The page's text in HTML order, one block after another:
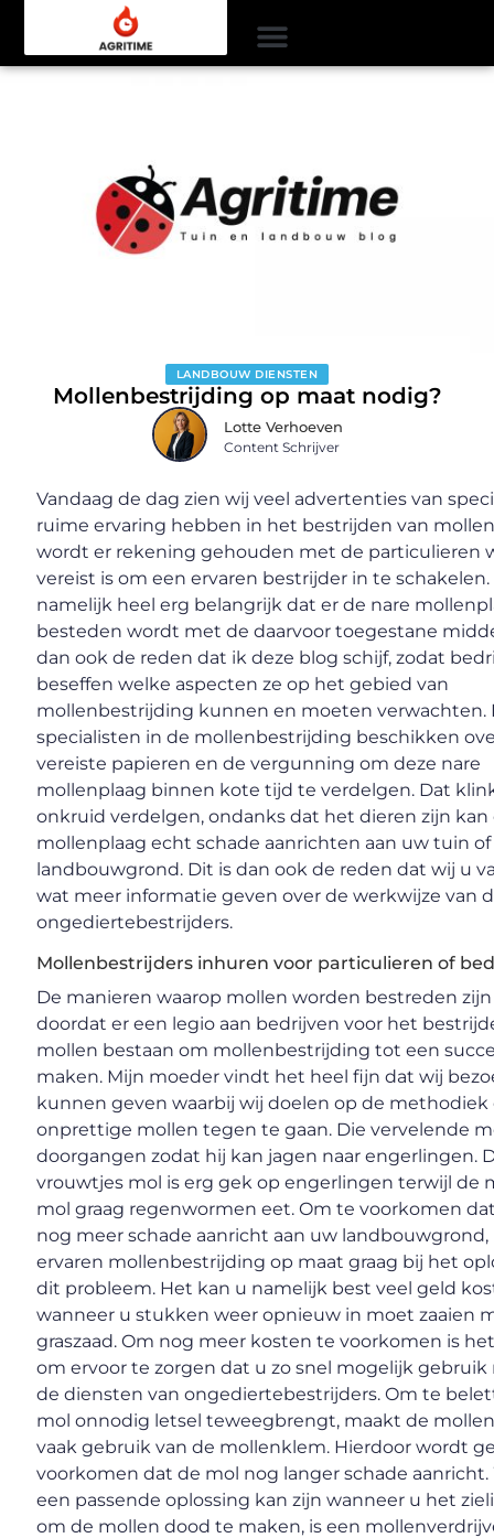
LANDBOUW DIENSTEN
Mollenbestrijding op maat nodig?
Lotte Verhoeven
Content Schrijver
Vandaag de dag zien wij veel advertenties van
ruime ervaring hebben in het bestrijden van
wordt er rekening gehouden met de particulieren
vereist is om een ervaren bestrijder in te schakelen.
namelijk heel erg belangrijk dat er de nare
besteden wordt met de daarvoor toegestane
dan ook de reden dat ik deze blog schijf, zodat
beseffen welke aspecten ze op het gebied van
mollenbestrijding kunnen en moeten verwachten.
specialisten in de mollenbestrijding beschikken
vereiste papieren en de vergunning om deze nare
mollenplaag binnen kote tijd te verdelgen. Dat
onkruid verdelgen, ondanks dat het dieren zijn kan
mollenplaag echt schade aanrichten aan uw tuin of
landbouwgrond. Dit is dan ook de reden dat wij u
wat meer informatie geven over de werkwijze van
ongediertebestrijders.
Mollenbestrijders inhuren voor particulieren of
De manieren waarop mollen worden bestreden
doordat er een legio aan bedrijven voor het
mollen bestaan om mollenbestrijding tot een
maken. Mijn moeder vindt het heel fijn dat wij
kunnen geven waarbij wij doelen op de methodiek
onprettige mollen tegen te gaan. Die vervelende
doorgangen zodat hij kan jagen naar engerlingen.
vrouwtjes mol is erg gek op engerlingen terwijl de
mol graag regenwormen eet. Om te voorkomen
nog meer schade aanricht aan uw
ervaren mollenbestrijding op maat graag bij het
dit probleem. Het kan u namelijk best veel geld
wanneer u stukken weer opnieuw in moet zaaien
graszaad. Om nog meer kosten te voorkomen is
om ervoor te zorgen dat u zo snel mogelijk gebruik
de diensten van ongediertebestrijders. Om te
mol onnodig letsel teweegbrengt, maakt de
vaak gebruik van de mollenklem. Hierdoor wordt
voorkomen dat de mol nog langer schade aanricht.
een passende oplossing kan zijn wanneer u het
om de mollen dood te maken, is een